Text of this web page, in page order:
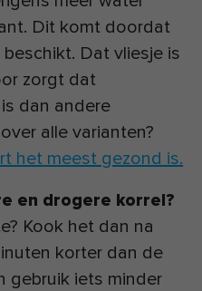
Dit komt doordat
Dat vliesje is
zorgt dat
dan andere
alle varianten?
het meest gezond is.
en drogere korrel?
Kook het dan na
korter dan de
gebruik iets minder